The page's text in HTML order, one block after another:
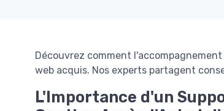
Découvrez comment
web acquis. Nos experts partagent
L'Importance d'un